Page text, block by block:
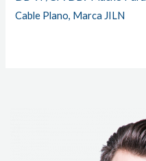
Cable Plano, Marca JILN